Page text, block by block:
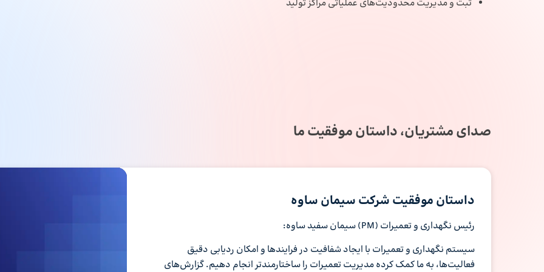
ثبت و مدیریت محدودیت‌های عملیاتی مراکز تولید
صدای مشتریان، داستان موفقیت ما
داستان موفقیت شرکت سیمان ساوه
رئیس نگهداری و تعمیرات (PM) سیمان سفید ساوه:
سیستم نگهداری و تعمیرات با ایجاد شفافیت در فرایندها و امکان ردیابی دقیق
فعالیت‌ها، به ما کمک کرده مدیریت تعمیرات را ساختارمندتر انجام دهیم. گزارش‌های
نمایشگر